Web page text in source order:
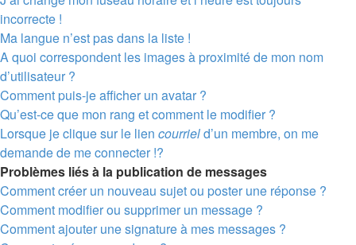
incorrecte !
Ma langue n’est pas dans la liste !
A quoi correspondent les images à proximité de mon nom
d’utilisateur ?
Comment puis-je afficher un avatar ?
Qu’est-ce que mon rang et comment le modifier ?
Lorsque je clique sur le lien courrield’un membre, on me
demande de me connecter !?
Problèmes liés à la publication de messages
Comment créer un nouveau sujet ou poster une réponse ?
Comment modifier ou supprimer un message ?
Comment ajouter une signature à mes messages ?